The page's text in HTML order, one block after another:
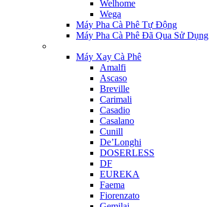
Welhome
Wega
Máy Pha Cà Phê Tự Động
Máy Pha Cà Phê Đã Qua Sử Dụng
Máy Xay Cà Phê
Amalfi
Ascaso
Breville
Carimali
Casadio
Casalano
Cunill
De’Longhi
DOSERLESS
DF
EUREKA
Faema
Fiorenzato